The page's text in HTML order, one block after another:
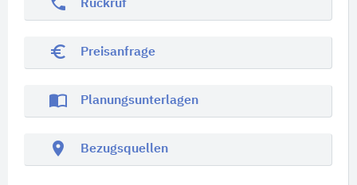
Rückruf
euro_symbol Preisanfrage
import_contacts Planungsunterlagen
location_on Bezugsquellen